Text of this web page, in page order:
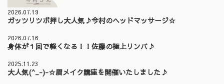
2026.07.19
ガッツリツボ押し大人気♪今村のヘッドマッサージ☆
2026.07.16
身体が１回で軽くなる！！佐藤の極上リンパ♪
2025.11.23
大人気(^_-)-☆眉メイク講座を開催いたしました♪